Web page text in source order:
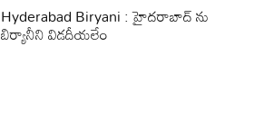
Hyderabad Biryani : హైదరాబాద్ ను
బిర్యానీని విడదీయలేం